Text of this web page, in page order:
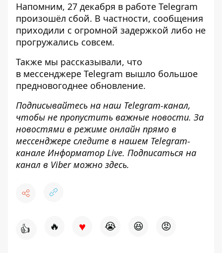
Напомним, 27 декабря в работе Telegram
произошёл сбой. В частности, сообщения
приходили с огромной задержкой либо не
прогружались совсем.
Также мы рассказывали, что
в мессенджере Telegram вышло большое
предновогоднее обновление.
Подписывайтесь на наш Telegram-канал,
чтобы не пропустить важные новости. За
новостями в режиме онлайн прямо в
мессенджере следите в нашем Telegram-
канале Информатор Live. Подписаться на
канал в Viber можно здесь.
👍 🔥 ♥ 😭 😆 😡